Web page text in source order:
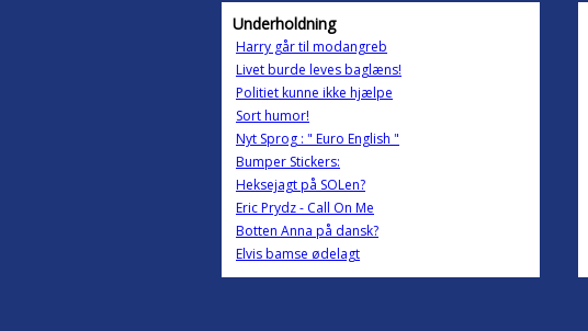
Underholdning
Harry går til modangreb
Livet burde leves baglæns!
Politiet kunne ikke hjælpe
Sort humor!
Nyt Sprog : " Euro English "
Bumper Stickers:
Heksejagt på SOLen?
Eric Prydz - Call On Me
Botten Anna på dansk?
Elvis bamse ødelagt